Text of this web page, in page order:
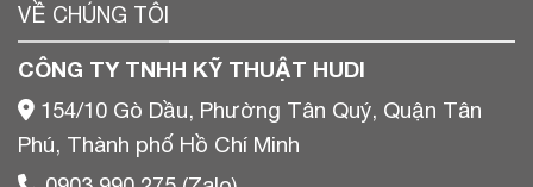
VỀ CHÚNG TÔI
CÔNG TY TNHH KỸ THUẬT HUDI
154/10 Gò Dầu, Phường Tân Quý, Quận Tân
Phú, Thành phố Hồ Chí Minh